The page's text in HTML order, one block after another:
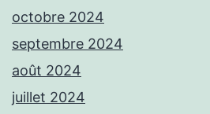
octobre 2024
septembre 2024
août 2024
juillet 2024